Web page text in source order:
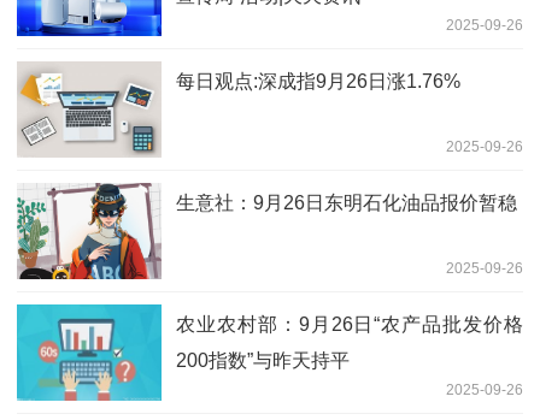
2025-09-26
每日观点:深成指9月26日涨1.76%
2025-09-26
生意社：9月26日东明石化油品报价暂稳
2025-09-26
农业农村部：9月26日“农产品批发价格
200指数”与昨天持平
2025-09-26